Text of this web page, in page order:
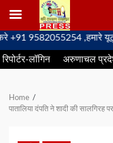
Skip
to
content
9582055254 ,हमारे यूट्यूब
रिपोर्टर-लॉगिन अरुणाचल
Home
पातालिया दंपति ने शादी की सालगिरह